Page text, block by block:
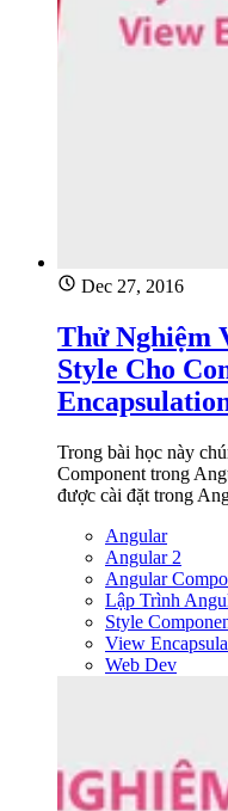
Dec 27, 2016
Thử Nghiệm
Style Cho
Trong bài học này
Component trong
được cài đặt trong
Angular
Angular 2
Angular
Lập Trình
Style
View
Web Dev